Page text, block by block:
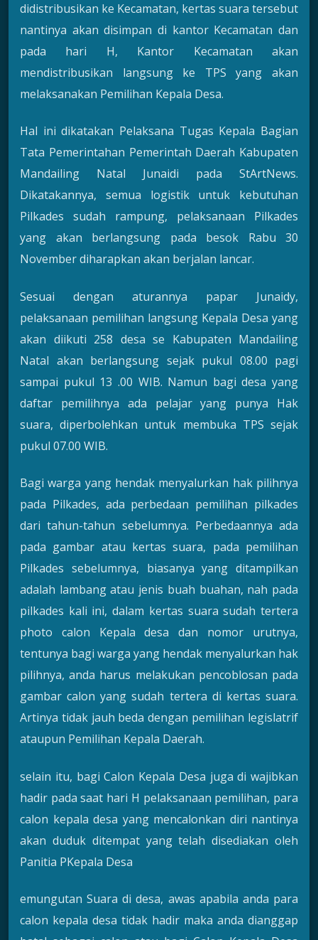
didistribusikan ke Kecamatan, kertas suara tersebut
nantinya akan disimpan di kantor Kecamatan dan
pada hari H, Kantor Kecamatan akan
mendistribusikan langsung ke TPS yang akan
melaksanakan Pemilihan Kepala Desa.
Hal ini dikatakan Pelaksana Tugas Kepala Bagian
Tata Pemerintahan Pemerintah Daerah Kabupaten
Mandailing Natal Junaidi pada StArtNews.
Dikatakannya, semua logistik untuk kebutuhan
Pilkades sudah rampung, pelaksanaan Pilkades
yang akan berlangsung pada besok Rabu 30
November diharapkan akan berjalan lancar.
Sesuai dengan aturannya papar Junaidy,
pelaksanaan pemilihan langsung Kepala Desa yang
akan diikuti 258 desa se Kabupaten Mandailing
Natal akan berlangsung sejak pukul 08.00 pagi
sampai pukul 13 .00 WIB. Namun bagi desa yang
daftar pemilihnya ada pelajar yang punya Hak
suara, diperbolehkan untuk membuka TPS sejak
pukul 07.00 WIB.
Bagi warga yang hendak menyalurkan hak pilihnya
pada Pilkades, ada perbedaan pemilihan pilkades
dari tahun-tahun sebelumnya. Perbedaannya ada
pada gambar atau kertas suara, pada pemilihan
Pilkades sebelumnya, biasanya yang ditampilkan
adalah lambang atau jenis buah buahan, nah pada
pilkades kali ini, dalam kertas suara sudah tertera
photo calon Kepala desa dan nomor urutnya,
tentunya bagi warga yang hendak menyalurkan hak
pilihnya, anda harus melakukan pencoblosan pada
gambar calon yang sudah tertera di kertas suara.
Artinya tidak jauh beda dengan pemilihan legislatrif
ataupun Pemilihan Kepala Daerah.
selain itu, bagi Calon Kepala Desa juga di wajibkan
hadir pada saat hari H pelaksanaan pemilihan, para
calon kepala desa yang mencalonkan diri nantinya
akan duduk ditempat yang telah disediakan oleh
Panitia PKepala Desa
emungutan Suara di desa, awas apabila anda para
calon kepala desa tidak hadir maka anda dianggap